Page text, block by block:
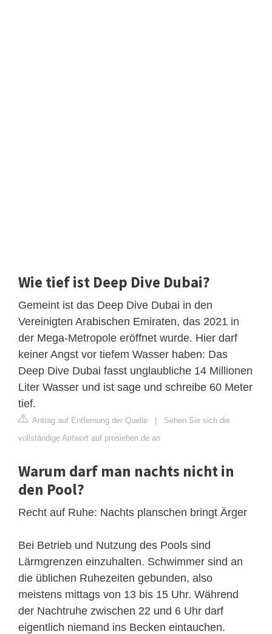
Wie tief ist Deep Dive Dubai?
Gemeint ist das Deep Dive Dubai in den
Vereinigten Arabischen Emiraten, das 2021 in
der Mega-Metropole eröffnet wurde. Hier darf
keiner Angst vor tiefem Wasser haben: Das
Deep Dive Dubai fasst unglaubliche 14 Millionen
Liter Wasser und ist sage und schreibe 60 Meter
tief.
Antrag auf Entfernung der Quelle | Sehen Sie sich die
vollständige Antwort auf prosieben.de an
Warum darf man nachts nicht in
den Pool?
Recht auf Ruhe: Nachts planschen bringt Ärger
Bei Betrieb und Nutzung des Pools sind
Lärmgrenzen einzuhalten. Schwimmer sind an
die üblichen Ruhezeiten gebunden, also
meistens mittags von 13 bis 15 Uhr. Während
der Nachtruhe zwischen 22 und 6 Uhr darf
eigentlich niemand ins Becken eintauchen.